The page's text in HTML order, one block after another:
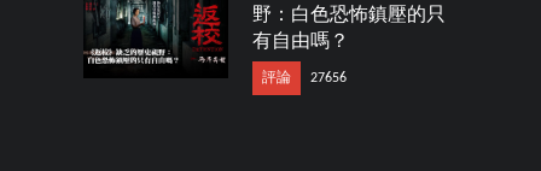
野：白色恐怖鎮壓的只
有自由嗎？
評論 27656